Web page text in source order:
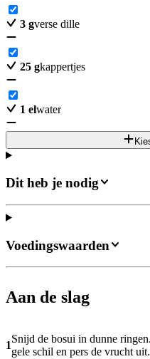
3 gverse dille
25 gkappertjes
1 elwater
Dit heb je nodig
Aan de slag
1
Snijd de bosui in dunne
gele schil en pers de vrucht uit.
Voedingswaarden